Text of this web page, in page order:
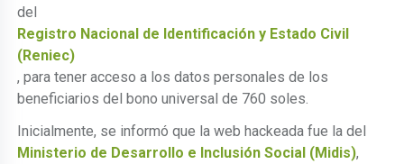
del
Registro Nacional de Identificación y Estado Civil
(Reniec)
, para tener acceso a los datos personales de los
beneficiarios del bono universal de 760 soles.
Inicialmente, se informó que la web hackeada fue la del
Ministerio de Desarrollo e Inclusión Social (Midis),